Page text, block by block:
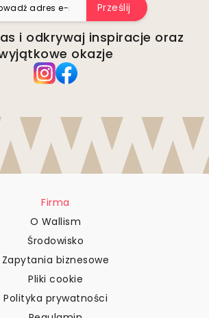
Prześlij
i odkrywaj inspiracje oraz
okazje
Firma
O Wallism
Środowisko
Zapytania biznesowe
Pliki cookie
Polityka prywatności